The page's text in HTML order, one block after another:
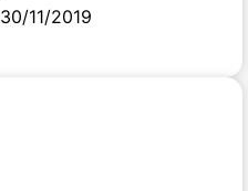
30/11/2019